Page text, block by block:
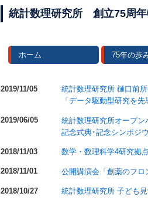
統計数理研究所 創立75周
ホーム 75年の歩
2019/11/05
統計数理研究所 樋口前
「データ駆動型研究を
2019/06/05
統計数理研究所オープ
記念式典･記念シンポジ
2018/11/03 数学・数理科学4研究拠
2018/11/01 公開講演会「創薬のフロ
2018/10/27 統計数理研究所 子ども